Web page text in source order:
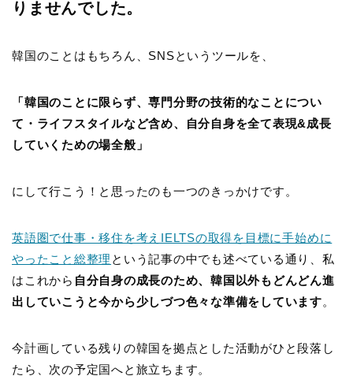
りませんでした。
韓国のことはもちろん、SNSというツールを、
「韓国のことに限らず、専門分野の技術的なことについ
て・ライフスタイルなど含め、自分自身を全て表現&成長
していくための場全般」
にして行こう！と思ったのも一つのきっかけです。
英語圏で仕事・移住を考えIELTSの取得を目標に手始めに
やったこと総整理 という記事の中でも述べている通り、私
はこれから 自分自身の成長のため、韓国以外もどんどん進
出していこうと今から少しづつ色々な準備をしています。
今計画している残りの韓国を拠点とした活動がひと段落し
たら、次の予定国へと旅立ちます。